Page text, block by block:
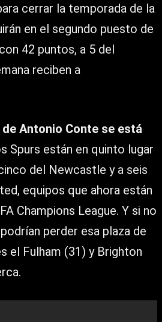
cerrar la temporada de la
en el segundo puesto de
42 puntos, a 5 del
reciben a
Antonio Conte se está
Spurs están en quinto lugar
del Newcastle y a seis
equipos que ahora están
Champions League. Y si no
perder esa plaza de
el Fulham (31) y Brighton